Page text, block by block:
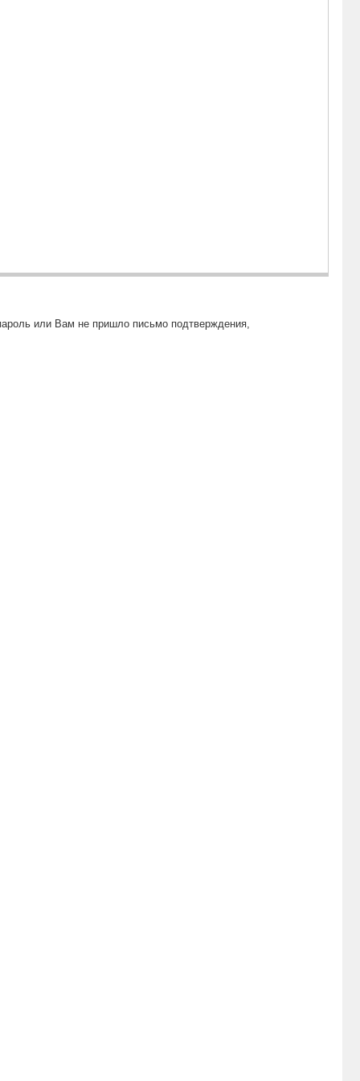
или Вам не пришло письмо подтверждения,